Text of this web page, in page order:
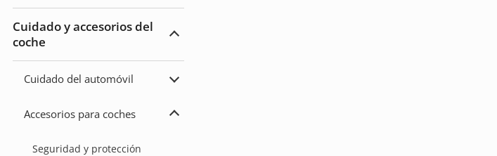
Cuidado y accesorios del
coche
Ampliar
del
y
Cuidado del automóvil
Ampliar
automóvil
Accesorios para coches
Ampliar
Seguridad y protección